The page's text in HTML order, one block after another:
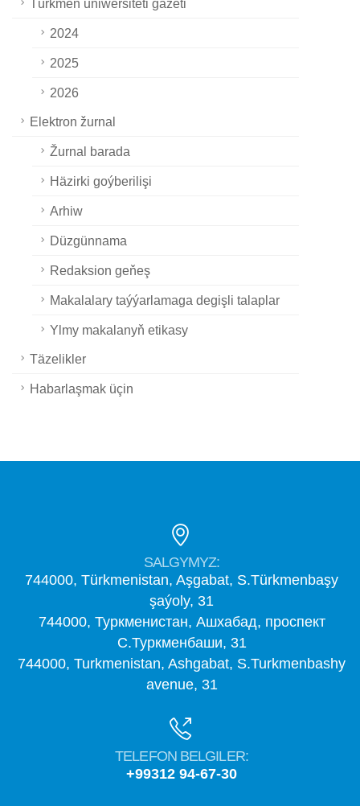
Türkmen uniwersiteti gazeti
2024
2025
2026
Elektron žurnal
Žurnal barada
Häzirki goýberilişi
Arhiw
Düzgünnama
Redaksion geňeş
Makalalary taýýarlamaga degişli talaplar
Ylmy makalanyň etikasy
Täzelikler
Habarlaşmak üçin
SALGYMYZ:
744000, Türkmenistan, Aşgabat, S.Türkmenbaşy
şaýoly, 31
744000, Туркменистан, Ашхабад, проспект
С.Туркменбаши, 31
744000, Turkmenistan, Ashgabat, S.Turkmenbashy
avenue, 31
TELEFON BELGILER:
+99312 94-67-30